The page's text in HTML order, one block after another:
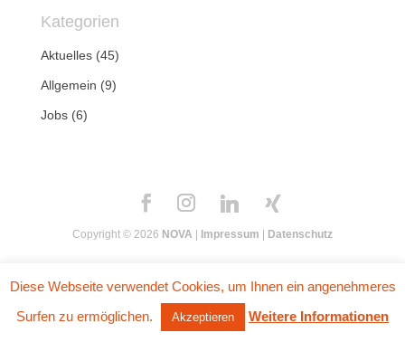
Kategorien
Aktuelles(45)
Allgemein (9)
Jobs(6)
Copyright © 2026 NOVA Impressum Datenschutz
Diese Webseite verwendet Cookies, um Ihnen ein angenehmeres
Surfen zu ermöglichen.
Akzeptieren Weitere Informationen